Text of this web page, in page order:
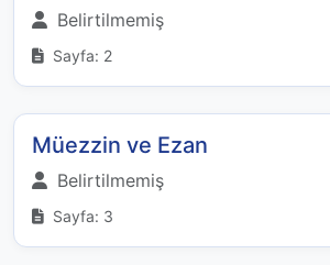
Belirtilmemiş
Sayfa: 2
Müezzin ve Ezan
Belirtilmemiş
Sayfa: 3